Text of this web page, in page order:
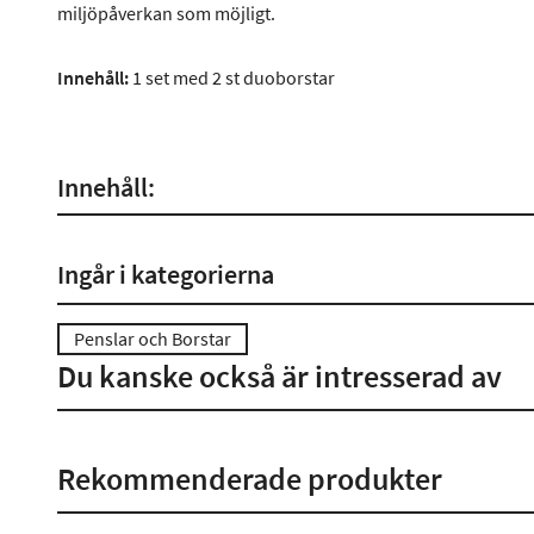
miljöpåverkan som möjligt.
Innehåll: 1 set med 2 st duoborstar
Innehåll:
Ingår i kategorierna
Penslar och Borstar
Du kanske också är intresserad av
Rekommenderade produkter